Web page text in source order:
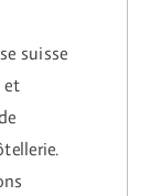
suisse
et